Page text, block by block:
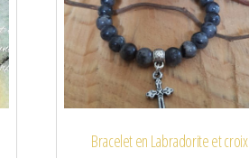
Bracelet en Labradorite et croix